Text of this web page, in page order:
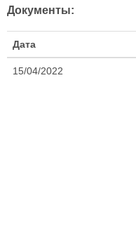
Документы:
Дата
15/04/2022